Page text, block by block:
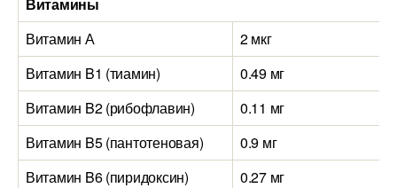
Витамин А
2 мкг
Витамин B1 (тиамин)
0.49 мг
Витамин B2 (рибофлавин)
0.11 мг
Витамин B5 (пантотеновая)
0.9 мг
Витамин B6 (пиридоксин)
0.27 мг